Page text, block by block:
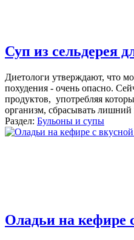
Суп из сельдерея
Диетологи утверждают, что
похудения - очень опасно.
продуктов, употребляя
организм, сбрасывать лишний
Раздел: Бульоны и супы
Оладьи на кефире